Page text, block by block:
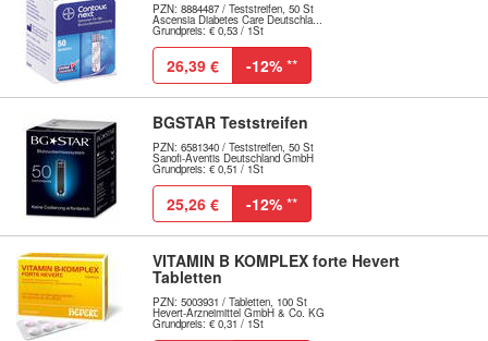
PZN: 8884487 / Teststreifen, 50 St
Ascensia Diabetes Care Deutschla...
Grundpreis: € 0,53 / 1St
26,39 € -12% **
BGSTAR Teststreifen
PZN: 6581340 / Teststreifen, 50 St
Sanofi-Aventis Deutschland GmbH
Grundpreis: € 0,51 / 1St
25,26 € -12% **
VITAMIN B KOMPLEX forte Hevert
Tabletten
PZN: 5003931 / Tabletten, 100 St
Hevert-Arzneimittel GmbH & Co. KG
Grundpreis: € 0,31 / 1St